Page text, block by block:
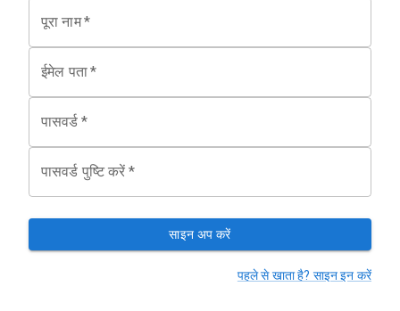
पूरा नाम*
ईमेल पता*
पासवर्ड *
पासवर्ड पुष्टि करें *
साइन अप करें
पहले से खाता है? साइन इन करें